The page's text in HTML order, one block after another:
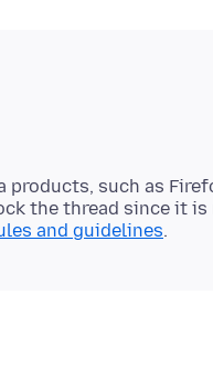
such as
the thread since it
and guidelines